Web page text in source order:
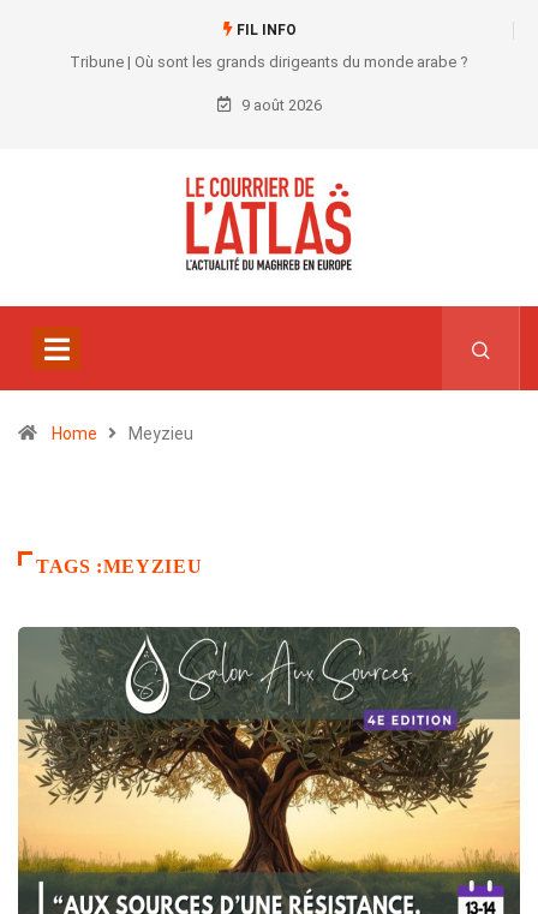
FIL INFO
Tribune | Où sont les grands dirigeants du monde arabe ?
9 août 2026
Home Meyzieu
TAGS :MEYZIEU